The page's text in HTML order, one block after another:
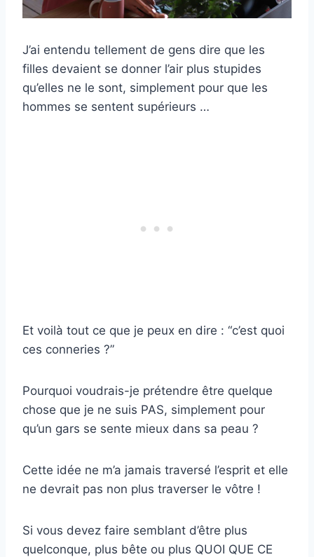
J’ai entendu tellement de gens dire que les
filles devaient se donner l’air plus stupides
qu’elles ne le sont, simplement pour que les
hommes se sentent supérieurs …
Et voilà tout ce que je peux en dire : “c’est quoi
ces conneries ?”
Pourquoi voudrais-je prétendre être quelque
chose que je ne suis PAS, simplement pour
qu’un gars se sente mieux dans sa peau ?
Cette idée ne m’a jamais traversé l’esprit et elle
ne devrait pas non plus traverser le vôtre !
Si vous devez faire semblant d’être plus
quelconque, plus bête ou plus QUOI QUE CE